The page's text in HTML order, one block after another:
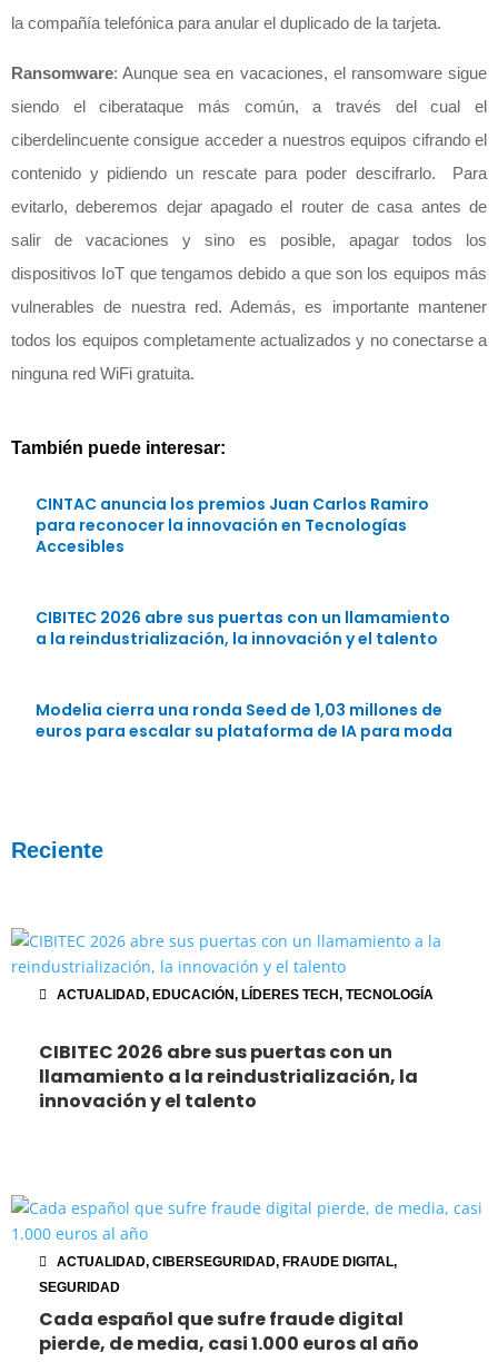
la compañía telefónica para anular el duplicado de la tarjeta.
Ransomware: Aunque sea en vacaciones, el ransomware sigue
siendo el ciberataque más común, a través del cual el
ciberdelincuente consigue acceder a nuestros equipos cifrando el
contenido y pidiendo un rescate para poder descifrarlo. Para
evitarlo, deberemos dejar apagado el router de casa antes de
salir de vacaciones y sino es posible, apagar todos los
dispositivos IoT que tengamos debido a que son los equipos más
vulnerables de nuestra red. Además, es importante mantener
todos los equipos completamente actualizados y no conectarse a
ninguna red WiFi gratuita.
También puede interesar:
CINTAC anuncia los premios Juan Carlos Ramiro
para reconocer la innovación en Tecnologías
Accesibles
CIBITEC 2026 abre sus puertas con un llamamiento
a la reindustrialización, la innovación y el talento
Modelia cierra una ronda Seed de 1,03 millones de
euros para escalar su plataforma de IA para moda
Reciente
ACTUALIDAD, EDUCACIÓN, LÍDERES TECH, TECNOLOGÍA
CIBITEC 2026 abre sus puertas con un
llamamiento a la reindustrialización, la
innovación y el talento
ACTUALIDAD, CIBERSEGURIDAD, FRAUDE DIGITAL,
SEGURIDAD
Cada español que sufre fraude digital
pierde, de media, casi 1.000 euros al año